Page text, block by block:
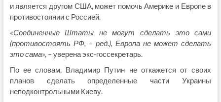
и является другом США, может помочь Америке и Европе в
противостоянии с Россией.
«Соединенные Штаты не могут сделать это сами
(противостоять РФ, – ред.), Европа не может сделать
это сама», – уверена экс-госсекретарь.
По ее словам, Владимир Путин не откажется от своих
планов сделать определенные части Украины
неподконтрольными Киеву.